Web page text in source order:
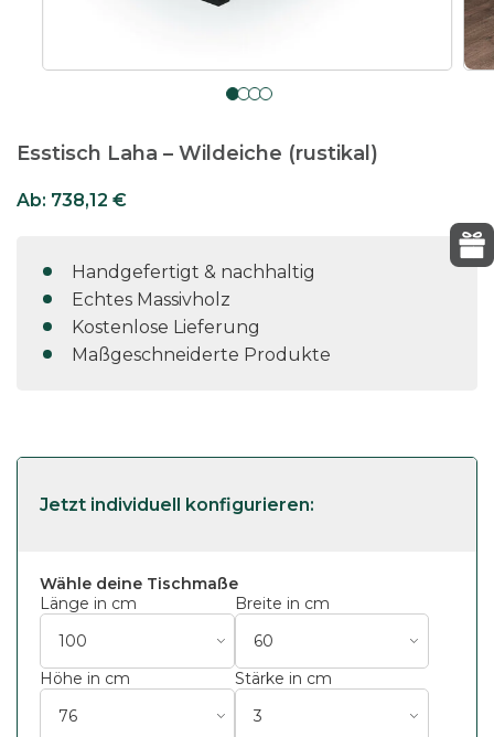
Esstisch Laha – Wildeiche (rustikal)
Ab: 738,12 €
Handgefertigt & nachhaltig
Echtes Massivholz
Kostenlose Lieferung
Maßgeschneiderte Produkte
Wähle deine Tischmaße
Länge in cm
Breite in cm
Höhe in cm Stärke in cm